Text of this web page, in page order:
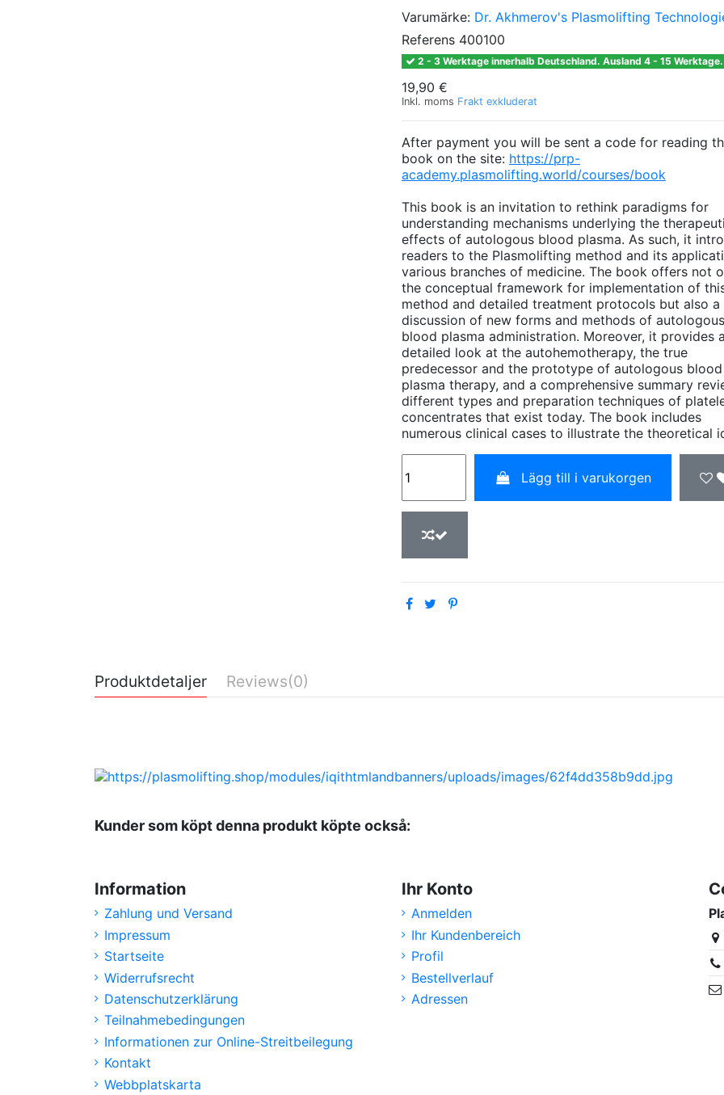
Varumärke: Dr. Akhmerov's Plasmolifting
Referens 400100
2 - 3 Werktage innerhalb Deutschland. Ausland 4 - 15 Werktage.
19,90 €
Inkl. moms Frakt exkluderat
After payment you will be sent a code for reading
book on the site: https://prp-
academy.plasmolifting.world/courses/book
This book is an invitation to rethink paradigms for
understanding mechanisms underlying the
effects of autologous blood plasma. As such, it
readers to the Plasmolifting method and its
various branches of medicine. The book offers not
the conceptual framework for implementation of
method and detailed treatment protocols but also a
discussion of new forms and methods of autologous
blood plasma administration. Moreover, it provides a
detailed look at the autohemotherapy, the true
predecessor and the prototype of autologous blood
plasma therapy, and a comprehensive summary
different types and preparation techniques of
concentrates that exist today. The book includes
numerous clinical cases to illustrate the theoretical
Lägg till i varukorgen
Produktdetaljer Reviews(0)
Kunder som köpt denna produkt köpte också:
Information
Zahlung und Versand
Impressum
Startseite
Widerrufsrecht
Datenschutzerklärung
Teilnahmebedingungen
Informationen zur Online-Streitbeilegung
Kontakt
Webbplatskarta
Ihr Konto
Anmelden
Ihr Kundenbereich
Profil
Bestellverlauf
Adressen